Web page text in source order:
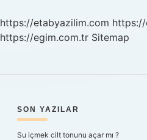
https://etabyazilim.com
https://egim.com.tr Sitemap
SIDEBAR
SON YAZILAR
Su içmek cilt tonunu açar mı ?